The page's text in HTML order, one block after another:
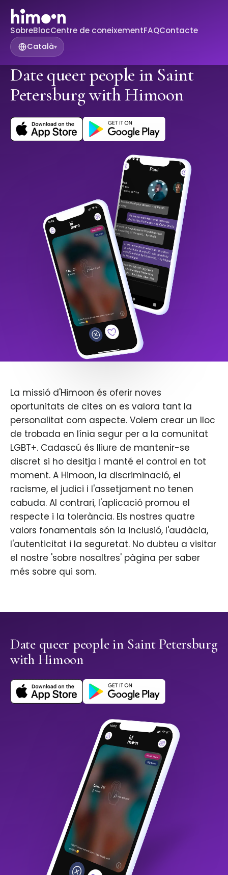
SobreBlocCentre de coneixementFAQContacte
Català▾
Date queer people in Saint
Petersburg with Himoon
La missió d'Himoon és oferir noves
oportunitats de cites on es valora tant la
personalitat com aspecte. Volem crear un lloc
de trobada en línia segur per a la comunitat
LGBT+. Cadascú és lliure de mantenir-se
discret si ho desitja i manté el control en tot
moment. A Himoon, la discriminació, el
racisme, el judici i l'assetjament no tenen
cabuda. Al contrari, l'aplicació promou el
respecte i la tolerància. Els nostres quatre
valors fonamentals són la inclusió, l'audàcia,
l'autenticitat i la seguretat. No dubteu a visitar
el nostre 'sobre nosaltres' pàgina per saber
més sobre qui som.
Date queer people in Saint Petersburg
with Himoon